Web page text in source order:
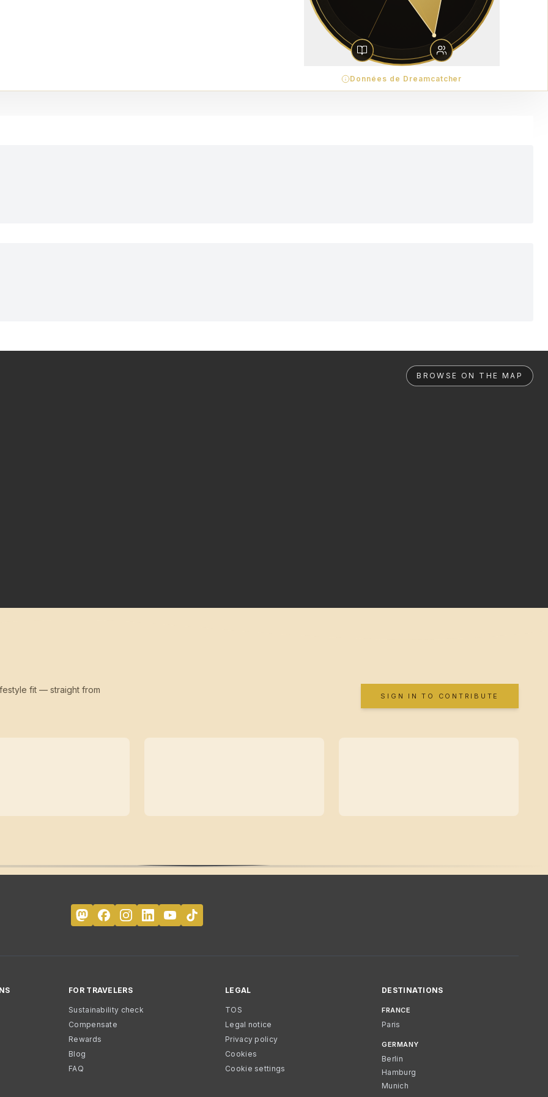
Données de Dreamcatcher
BROWSE ON THE MAP
fit — straight from
SIGN IN TO CONTRIBUTE
FOR TRAVELERS
Sustainability check
Compensate
Rewards
Blog
FAQ
LEGAL
TOS
Legal notice
Privacy policy
Cookies
Cookie settings
DESTINATIONS
FRANCE
Paris
GERMANY
Berlin
Hamburg
Munich